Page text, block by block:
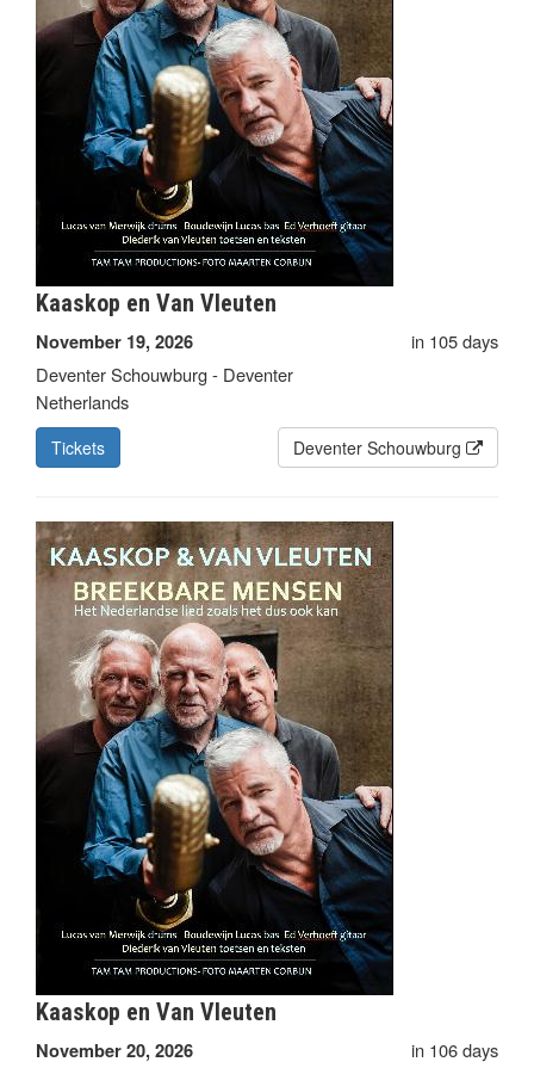
Kaaskop en Van Vleuten
November 19, 2026
in 105 days
Deventer Schouwburg - Deventer
Netherlands
Tickets Deventer Schouwburg
Kaaskop en Van Vleuten
November 20, 2026
in 106 days